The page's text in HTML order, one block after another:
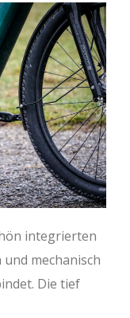
integrierten
mechanisch
Die tief